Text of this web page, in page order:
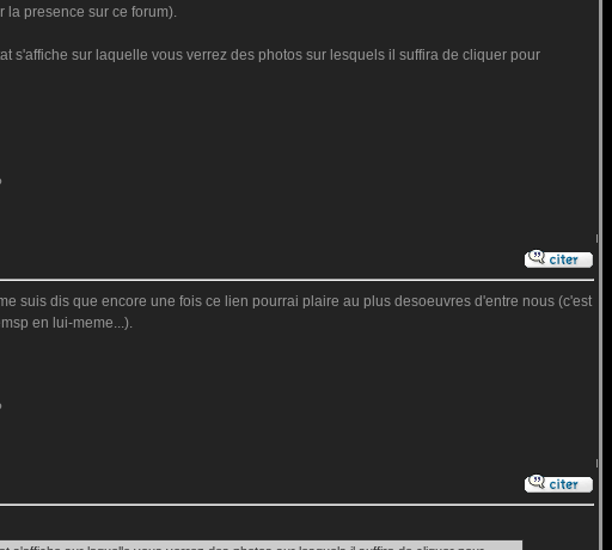
la presence sur ce forum).
s'affiche sur laquelle vous verrez des photos sur lesquels il suffira de cliquer pour
suis dis que encore une fois ce lien pourrai plaire au plus desoeuvres d'entre nous (c'est
en lui-meme...).